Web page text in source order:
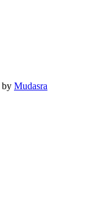
by Mudasra